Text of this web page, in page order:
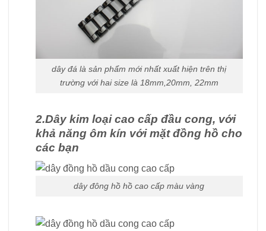
dây đá là sản phẩm mới nhất xuất hiện trên thị
trường với hai size là 18mm,20mm, 22mm
2.Dây kim loại cao cấp đầu cong, với
khả năng ôm kín với mặt đồng hồ cho
các bạn
dây đông hồ hồ cao cấp màu vàng